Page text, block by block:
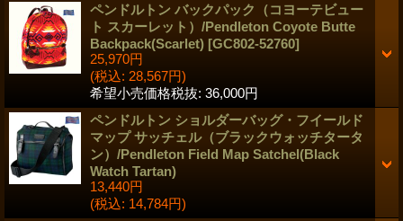
ペンドルトン バックパック（コヨーテビュー
ト スカーレット）/Pendleton Coyote Butte
Backpack(Scarlet) [GC802-52760]
25,970円
(税込: 28,567円)
希望小売価格税抜: 36,000円
ペンドルトン ショルダーバッグ・フイールド
マップ サッチェル（ブラックウォッチタータ
ン）/Pendleton Field Map Satchel(Black
Watch Tartan)
13,440円
(税込: 14,784円)